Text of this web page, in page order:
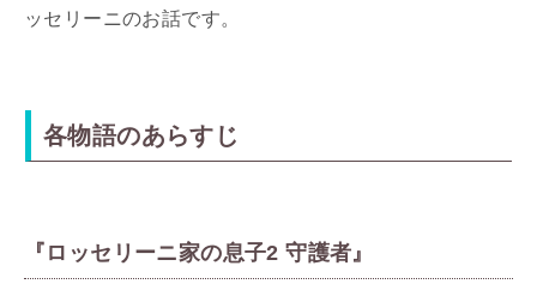
ッセリーニのお話です。
各物語のあらすじ
『ロッセリーニ家の息子2 守護者』